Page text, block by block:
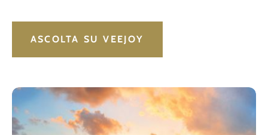
ASCOLTA SU VEEJOY